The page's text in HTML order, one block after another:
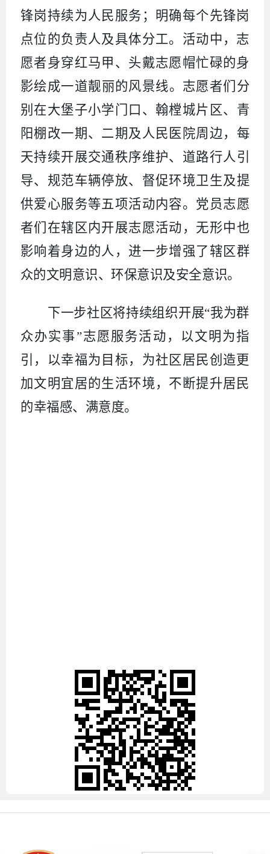
锋岗持续为人民服务；明确每个先锋岗
点位的负责人及具体分工。活动中，志
愿者身穿红马甲、头戴志愿帽忙碌的身
影绘成一道靓丽的风景线。 志愿者们分
别在大堡子小学门口、翰樘城片区、青
阳棚改一期、二期及人民医院周边，每
天持续开展交通秩序维护、道路行人引
导、规范车辆停放、督促环境卫生及提
供爱心服务等五项活动内容。党员志愿
者们在辖区内开展志愿活动，无形中也
影响着身边的人，进一步增强了辖区群
众的文明意识、环保意识及安全意识。
下一步社区将持续组织开展“我为群
众办实事”志愿服务活动，以文明为指
引，以幸福为目标，为社区居民创造更
加文明宜居的生活环境，不断提升居民
的幸福感、满意度。